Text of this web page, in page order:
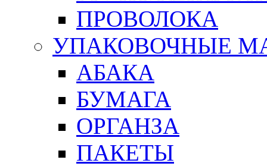
ПРОВОЛОКА
УПАКОВОЧНЫЕ
АБАКА
БУМАГА
ОРГАНЗА
ПАКЕТЫ